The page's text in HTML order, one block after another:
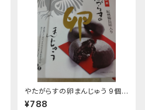
やたがらすの卵まんじゅう 9個
入
¥788